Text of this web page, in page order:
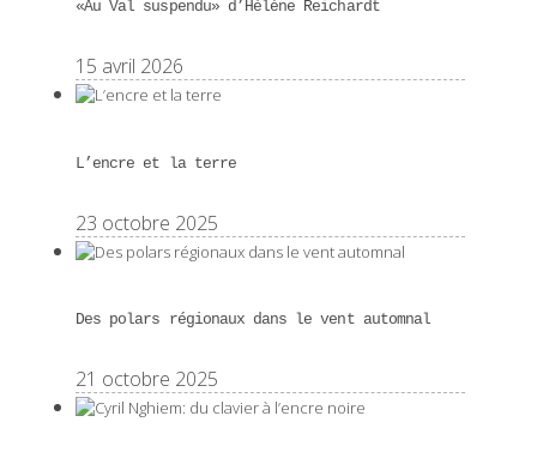
«Au Val suspendu» d’Hélène Reichardt
15 avril 2026
L’encre et la terre
23 octobre 2025
Des polars régionaux dans le vent automnal
21 octobre 2025